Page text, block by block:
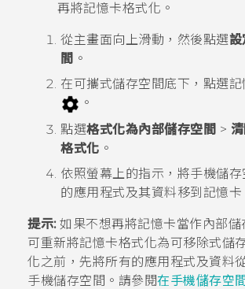
再將記憶卡格式化。
從主畫面向上滑動，然後點選設
間 。
在可攜式儲存空間底下，點選
。
點選格式化為內部儲存空間 >
格式化 。
依照螢幕上的指示，將手機儲
的應用程式及其資料移到記憶卡
提示:如果不想再將記憶卡當作內部儲
可重新將記憶卡格式化為可移除式儲
化之前，先將所有的應用程式及資料
手機儲存空間。請參閱在手機儲存空